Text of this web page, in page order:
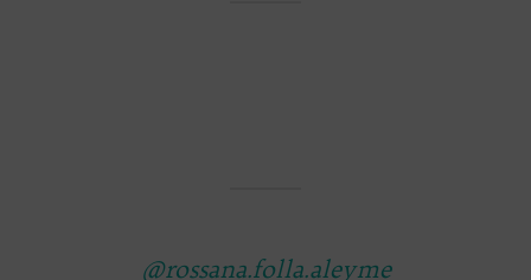
@rossana.folla.aleyme